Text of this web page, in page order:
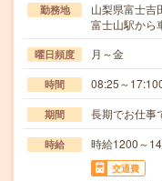
勤務地
山梨県富士吉
富士山駅から
曜日頻度 月～金
時間 08:25～
期間 長期でお仕事
時給 時給1200～
交通費